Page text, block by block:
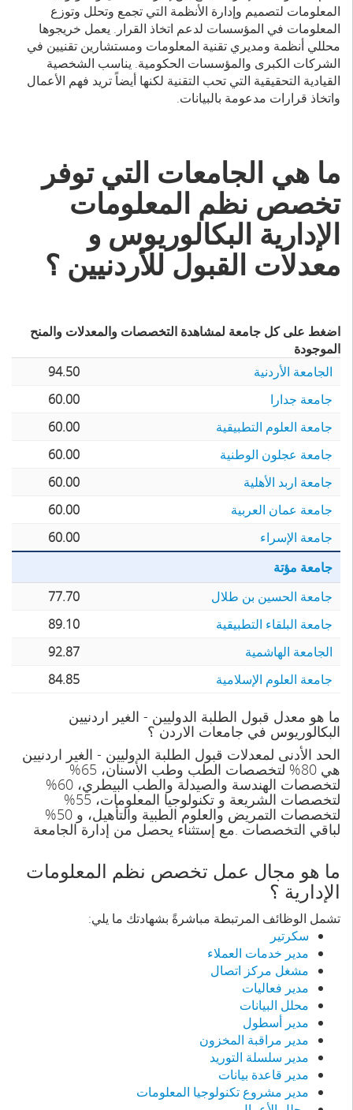
المعلومات لتصميم وإدارة الأنظمة التي تجمع وتحلل وتوزع
المعلومات في المؤسسات لدعم اتخاذ القرار. يعمل خريجوها
محللي أنظمة ومديري تقنية المعلومات ومستشارين تقنيين في
الشركات الكبرى والمؤسسات الحكومية. يناسب الشخصية
القيادية التحقيقية التي تحب التقنية لكنها أيضاً تريد فهم الأعمال
واتخاذ قرارات مدعومة بالبيانات.
ما هي الجامعات التي توفر
تخصص نظم المعلومات
الإدارية البكالوريوس و
معدلات القبول للأردنيين ؟
اضغط على كل جامعة لمشاهدة التخصصات والمعدلات والمنح
الموجودة
الجامعة الأردنية
94.50
جامعة جدارا
60.00
جامعة العلوم التطبيقية
60.00
جامعة عجلون الوطنية
60.00
جامعة اربد الأهلية
60.00
جامعة عمان العربية
60.00
جامعة الإسراء
60.00
جامعة مؤتة
جامعة الحسين بن طلال
77.70
جامعة البلقاء التطبيقية
89.10
الجامعة الهاشمية
92.87
جامعة العلوم الإسلامية
84.85
ما هو معدل قبول الطلبة الدوليين - الغير اردنيين
البكالوريوس في جامعات الاردن ؟
الحد الأدنى لمعدلات قبول الطلبة الدوليين - الغير اردنيين
هي 80% لتخصصات الطب وطب الأسنان، 65%
لتخصصات الهندسة والصيدلة والطب البيطري، 60%
لتخصصات الشريعة و تكنولوجيا المعلومات، 55%
لتخصصات التمريض والعلوم الطبية والتأهيل، و 50%
لباقي التخصصات .مع إستثناء يحصل من إدارة الجامعة
ما هو مجال عمل تخصص نظم المعلومات
الإدارية ؟
تشمل الوظائف المرتبطة مباشرةً بشهادتك ما يلي:
سكرتير
مدير خدمات العملاء
مشغل مركز اتصال
مدير فعاليات
محلل البيانات
مدير أسطول
مدير مراقبة المخزون
مدير سلسلة التوريد
مدير قاعدة بيانات
مدير مشروع تكنولوجيا المعلومات